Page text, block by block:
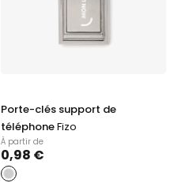
Porte-clés support de
téléphoneFizo
À partir de
0,98 €